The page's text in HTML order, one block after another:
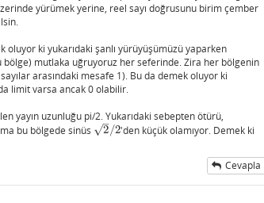
yürümek yerine, reel sayı doğrusunu birim çember
oluyor ki yukarıdaki şanlı yürüyüşümüzü yaparken
mutlaka uğruyoruz her seferinde. Zira her bölgenin
arasındaki mesafe 1). Bu da demek oluyor ki
limit varsa ancak 0 olabilir.
yayın uzunluğu pi/2. Yukarıdaki sebepten ötürü,
bu bölgede sinüs
2
–
√ /2
2/2
'den küçük olamıyor. Demek ki
Cevapla